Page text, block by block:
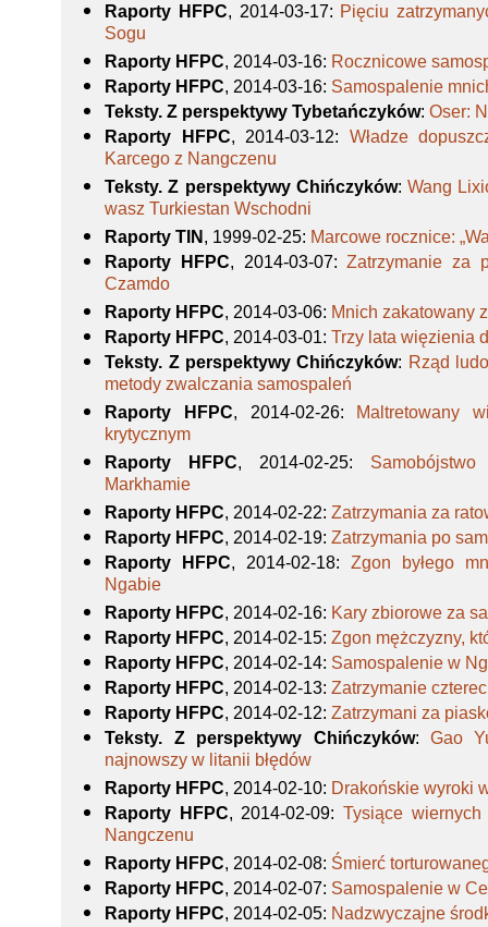
Raporty HFPC, 2014-03-17: Pięciu
Sogu
Raporty HFPC, 2014-03-16: Rocznicowe
Raporty HFPC, 2014-03-16: Samospalenie
Teksty. Z perspektywy Tybetańczyków:Oser:
Raporty HFPC, 2014-03-12: Władze
Karcego z Nangczenu
Teksty. Z perspektywy Chińczyków:Wang
wasz Turkiestan Wschodni
Raporty TIN, 1999-02-25: Marcowe rocznice:
Raporty HFPC, 2014-03-07:Zatrzymanie za
Czamdo
Raporty HFPC, 2014-03-06: Mnich zakatowany
Raporty HFPC, 2014-03-01:Trzy lata więzienia
Teksty. Z perspektywy Chińczyków: Rząd
metody zwalczania samospaleń
Raporty HFPC, 2014-02-26: Maltretowany
krytycznym
Raporty HFPC, 2014-02-25:
Markhamie
Raporty HFPC, 2014-02-22:Zatrzymania za
Raporty HFPC, 2014-02-19:Zatrzymania po
Raporty HFPC, 2014-02-18: Zgon byłego
Ngabie
Raporty HFPC, 2014-02-16: Kary zbiorowe za
Raporty HFPC, 2014-02-15:Zgon mężczyzny,
Raporty HFPC, 2014-02-14: Samospalenie w
Raporty HFPC, 2014-02-13:Zatrzymanie
Raporty HFPC, 2014-02-12:Zatrzymani za
Teksty. Z perspektywy Chińczyków: Gao
najnowszy w litanii błędów
Raporty HFPC, 2014-02-10: Drakońskie wyroki
Raporty HFPC, 2014-02-09:Tysiące
Nangczenu
Raporty HFPC, 2014-02-08: Śmierć
Raporty HFPC, 2014-02-07: Samospalenie w
Raporty HFPC, 2014-02-05: Nadzwyczajne